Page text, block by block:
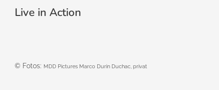
Live in Action
© Fotos: MDD Pictures Marco Durin Duchac, privat